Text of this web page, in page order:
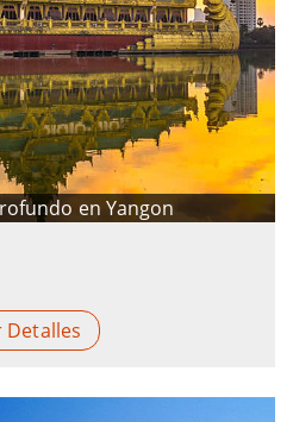
en Yangon
Detalles